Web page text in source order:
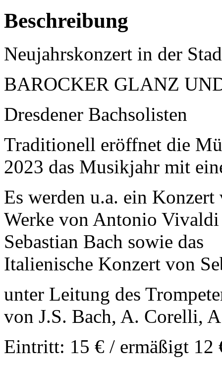
Beschreibung
Neujahrskonzert in der
BAROCKER GLANZ
Dresdener Bachsolisten
Traditionell eröffnet die
2023 das Musikjahr mit
Es werden u.a. ein
Werke von Antonio
Sebastian Bach sowie das
Italienische Konzert von
unter Leitung des
von J.S. Bach, A. Corelli,
Eintritt: 15 € / ermäßigt 12